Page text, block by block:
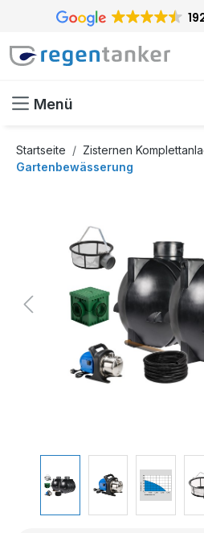
springen
Menü
Startseite
Zisternen
Gartenbewässerung